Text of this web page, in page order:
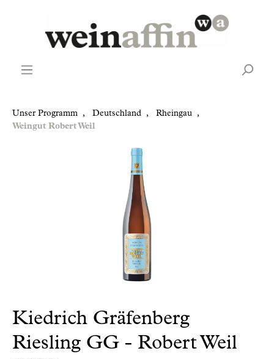
Unser Programm , Deutschland , Rheingau
,
Weingut Robert Weil
Kiedrich Gräfenberg
Riesling GG - Robert Weil